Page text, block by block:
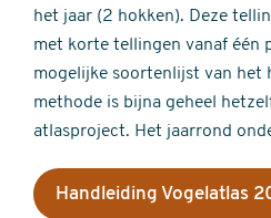
het jaar (2 hokken). Deze
met korte tellingen vanaf één
mogelijke soortenlijst van het
methode is bijna geheel
atlasproject. Het jaarrond
Handleiding Vogelatlas